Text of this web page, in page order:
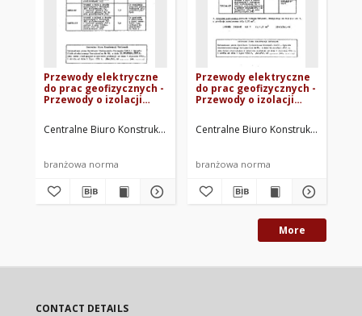
Przewody elektryczne
do prac geofizycznych -
Przewody o izolacji
Centralne Biuro Konstrukcji Kablowych. Oprac.
branżowa norma
Przewody elektryczne
do prac geofizycznych -
Przewody o izolacji
69/3053-16
Centralne Biuro Konstrukcji
branżowa norma
More
CONTACT DETAILS